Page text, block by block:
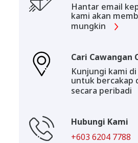
Hantar email
kami akan
mungkin
Cari Cawangan
Kunjungi kami
untuk bercakap
secara peribadi
Hubungi Kami
+603 6204 7788